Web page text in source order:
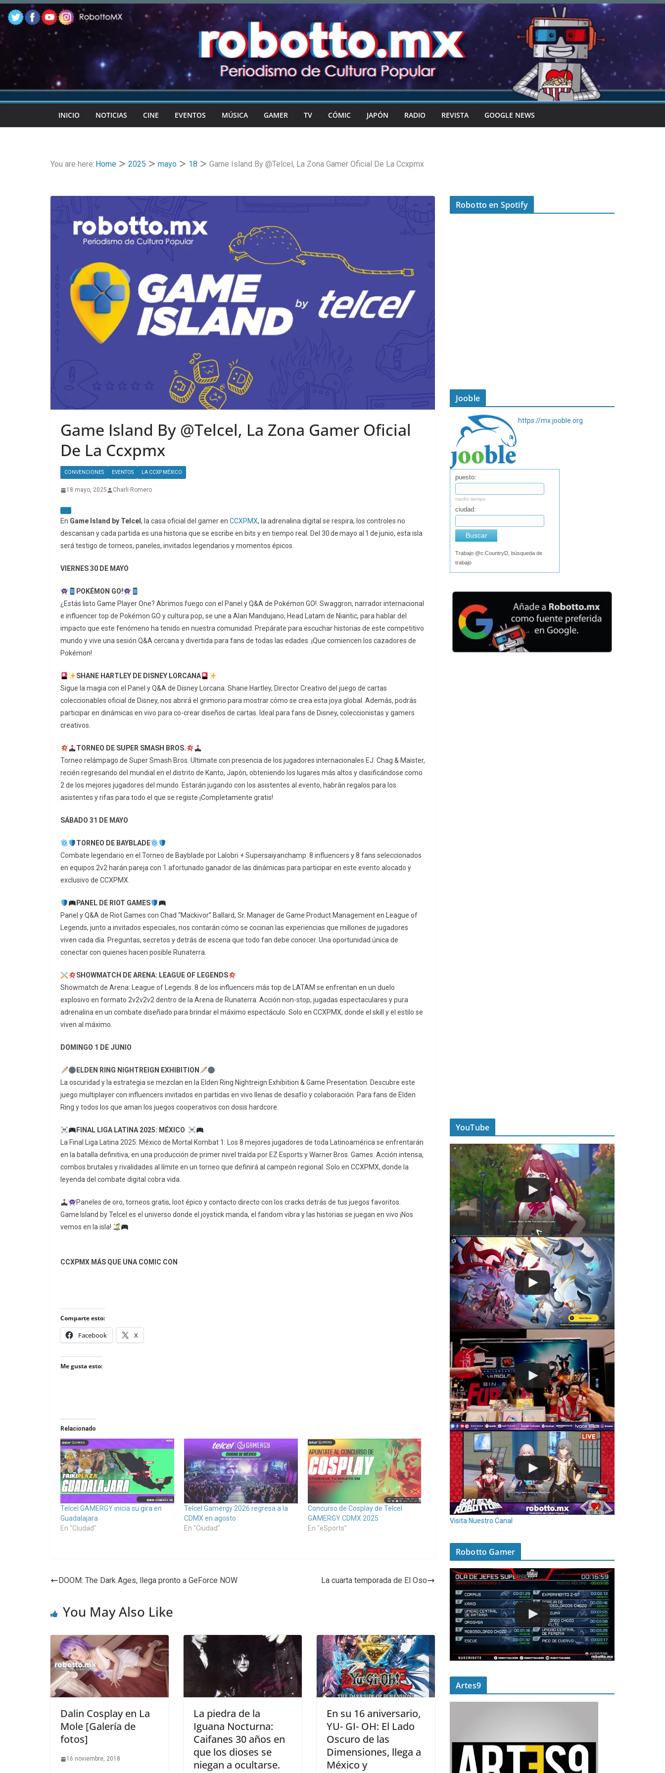
Skip
to
content
INICIO NOTICIAS CINE EVENTOS MÚSICA GAMER TV CÓMIC JAPÓN RADIO REVISTA GOOGLE NEWS
You are here: Home 2025 mayo 18 Game Island By @Telcel, La Zona Gamer Oficial De La Ccxpmx
Game Island By @Telcel, La Zona Gamer Oficial
De La Ccxpmx
CONVENCIONES EVENTOS LA CCXP MÉXICO
18 mayo, 2025 Charli Romero
En Game Island by Telcel , la casa oficial del gamer en CCXPMX, la adrenalina digital se respira, los controles no
descansan y cada partida es una historia que se escribe en bits y en tiempo real. Del 30 de mayo al 1 de junio, esta isla
será testigo de torneos, paneles, invitados legendarios y momentos épicos.
VIERNES 30 DE MAYO
POKÉMON GO!
¿Estás listo Game Player One? Abrimos fuego con el Panel y Q&A de Pokémon GO!. Swaggron, narrador internacional
e influencer top de Pokémon GO y cultura pop, se une a Alan Mandujano, Head Latam de Niantic, para hablar del
impacto que este fenómeno ha tenido en nuestra comunidad. Prepárate para escuchar historias de este competitivo
mundo y vive una sesión Q&A cercana y divertida para fans de todas las edades. ¡Que comiencen los cazadores de
Pokémon!
SHANE HARTLEY DE DISNEY LORCANA
Sigue la magia con el Panel y Q&A de Disney Lorcana. Shane Hartley, Director Creativo del juego de cartas
coleccionables oficial de Disney, nos abrirá el grimorio para mostrar cómo se crea esta joya global. Además, podrás
participar en dinámicas en vivo para co-crear diseños de cartas. Ideal para fans de Disney, coleccionistas y gamers
creativos.
TORNEO DE SUPER SMASH BROS.
Torneo relámpago de Super Smash Bros. Ultimate con presencia de los jugadores internacionales EJ. Chag & Maister,
recién regresando del mundial en el distrito de Kanto, Japón, obteniendo los lugares más altos y clasificándose como
2 de los mejores jugadores del mundo. Estarán jugando con los asistentes al evento, habrán regalos para los
asistentes y rifas para todo el que se registe ¡Completamente gratis!
SÁBADO 31 DE MAYO
TORNEO DE BAYBLADE
Combate legendario en el Torneo de Bayblade por Lalobri + Supersaiyanchamp: 8 influencers y 8 fans seleccionados
en equipos 2v2 harán pareja con 1 afortunado ganador de las dinámicas para participar en este evento alocado y
exclusivo de CCXPMX.
PANEL DE RIOT GAMES
Panel y Q&A de Riot Games con Chad “Mackivor” Ballard, Sr. Manager de Game Product Management en League of
Legends, junto a invitados especiales, nos contarán cómo se cocinan las experiencias que millones de jugadores
viven cada día. Preguntas, secretos y detrás de escena que todo fan debe conocer. Una oportunidad única de
conectar con quienes hacen posible Runaterra.
SHOWMATCH DE ARENA: LEAGUE OF LEGENDS
Showmatch de Arena: League of Legends: 8 de los influencers más top de LATAM se enfrentan en un duelo
explosivo en formato 2v2v2v2 dentro de la Arena de Runaterra. Acción non-stop, jugadas espectaculares y pura
adrenalina en un combate diseñado para brindar el máximo espectáculo. Solo en CCXPMX, donde el skill y el estilo se
viven al máximo.
DOMINGO 1 DE JUNIO
ELDEN RING NIGHTREIGN EXHIBITION
La oscuridad y la estrategia se mezclan en la Elden Ring Nightreign Exhibition & Game Presentation. Descubre este
juego multiplayer con influencers invitados en partidas en vivo llenas de desafío y colaboración. Para fans de Elden
Ring y todos los que aman los juegos cooperativos con dosis hardcore.
FINAL LIGA LATINA 2025: MÉXICO
La Final Liga Latina 2025: México de Mortal Kombat 1: Los 8 mejores jugadores de toda Latinoamérica se enfrentarán
en la batalla definitiva, en una producción de primer nivel traída por EZ Esports y Warner Bros. Games. Acción intensa,
combos brutales y rivalidades al límite en un torneo que definirá al campeón regional. Solo en CCXPMX, donde la
leyenda del combate digital cobra vida.
Paneles de oro, torneos gratis, loot épico y contacto directo con los cracks detrás de tus juegos favoritos.
Game Island by Telcel es el universo donde el joystick manda, el fandom vibra y las historias se juegan en vivo ¡Nos
vemos en la isla!
CCXPMX MÁS QUE UNA COMIC CON
Comparte esto:
Facebook X
Me gusta esto:
Relacionado
Telcel GAMERGY inicia su gira en
Guadalajara
En "Ciudad"
Telcel Gamergy 2026 regresa a la
CDMX en agosto
En "Ciudad"
Concurso de Cosplay de Telcel
GAMERGY CDMX 2025
En "eSports"
DOOM: The Dark Ages, llega pronto a GeForce NOW La cuarta temporada de El Oso
You May Also Like
Dalin Cosplay en La
Mole [Galería de
fotos]
16 noviembre, 2018
La piedra de la
Iguana Nocturna:
Caifanes 30 años en
que los dioses se
niegan a ocultarse.
En su 16 aniversario,
YU- GI- OH: El Lado
Oscuro de las
Dimensiones, llega a
México y
Robotto en Spotify
Jooble
https://mx.jooble.org
puesto:
medio tiempo
ciudad:
Buscar
Trabajo @c:CountryD, búsqueda de
trabajo
YouTube
Visita Nuestro Canal
Robotto Gamer
Artes9